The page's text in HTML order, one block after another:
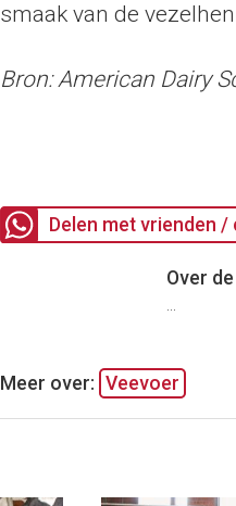
smaak van de
Bron: American Dairy
Delen met vrienden /
Over
...
Meer over: Veevoer